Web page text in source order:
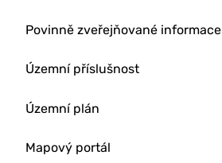
Povinně zveřejňované informace
Územní příslušnost
Územní plán
Mapový portál